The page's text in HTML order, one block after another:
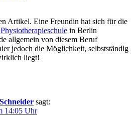
Artikel. Eine Freundin hat sich für die
Physiotherapieschule in Berlin
allgemein von diesem Beruf
jedoch die Möglichkeit, selbstständig
liegt!
sagt:
14:05 Uhr